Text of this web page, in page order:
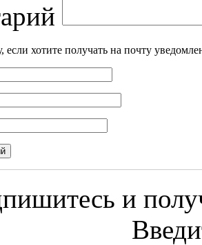
если хотите получать на почту
и